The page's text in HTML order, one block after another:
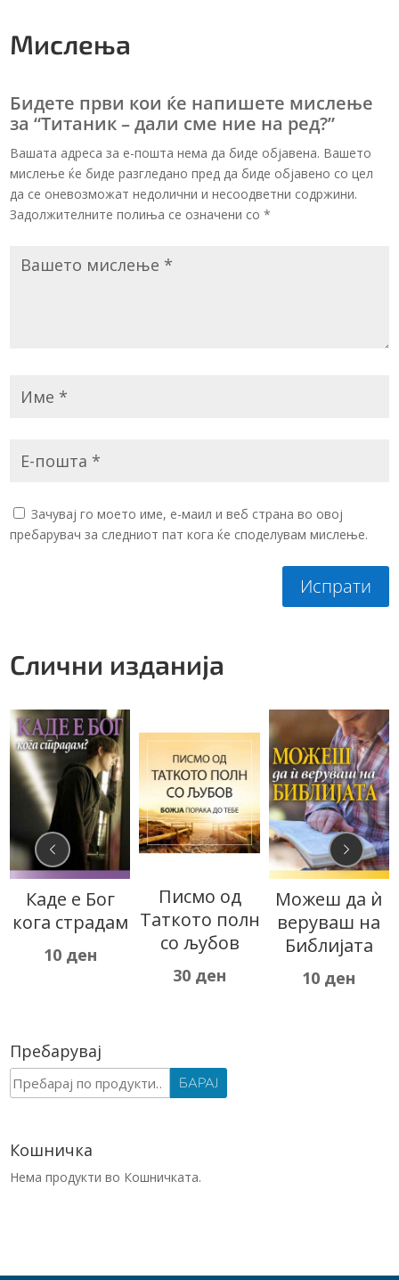
Мислења
Бидете први кои ќе напишете мислење
за “Титаник – дали сме ние на ред?”
Вашата адреса за е-пошта нема да биде објавена. Вашето
мислење ќе биде разгледано пред да биде објавено со цел
да се оневозможат недолични и несоодветни содржини.
Задолжителните полиња се означени со*
Зачувај го моето име, е-маил и веб страна во овој
пребарувач за следниот пат кога ќе споделувам мислење.
Испрати
Слични изданија
Каде е Бог
кога страдам
10 ден
Писмо од
Таткото полн
со љубов
30 ден
Можеш да ѝ
веруваш на
Библијата
10 ден
Пребарувај
Барај
за:
БАРАЈ
Кошничка
Нема продукти во Кошничката.